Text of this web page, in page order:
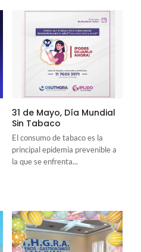
31 de Mayo, Día Mundial
Sin Tabaco
El consumo de tabaco es la
principal epidemia prevenible a
la que se enfrenta...